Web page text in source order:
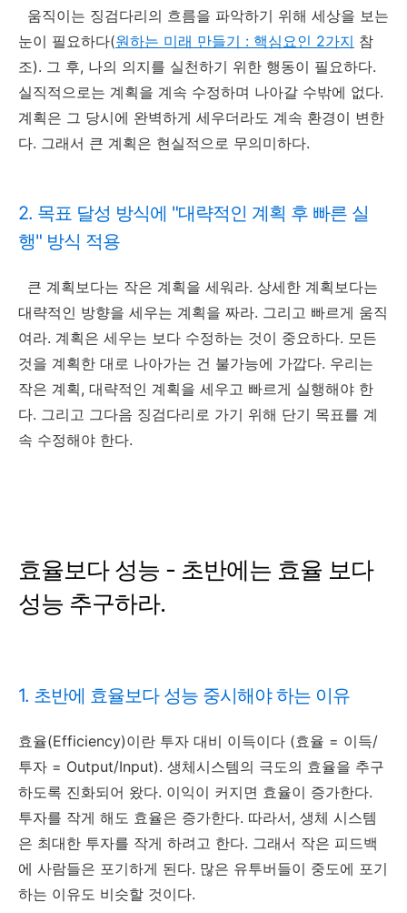
움직이는 징검다리의 흐름을 파악하기 위해 세상을 보는
눈이 필요하다(원하는 미래 만들기 : 핵심요인 2가지 참
조). 그 후, 나의 의지를 실천하기 위한 행동이 필요하다.
실직적으로는 계획을 계속 수정하며 나아갈 수밖에 없다.
계획은 그 당시에 완벽하게 세우더라도 계속 환경이 변한
다. 그래서 큰 계획은 현실적으로 무의미하다.
2. 목표 달성 방식에 "대략적인 계획 후 빠른 실
행" 방식 적용
큰 계획보다는 작은 계획을 세워라. 상세한 계획보다는
대략적인 방향을 세우는 계획을 짜라. 그리고 빠르게 움직
여라. 계획은 세우는 보다 수정하는 것이 중요하다. 모든
것을 계획한 대로 나아가는 건 불가능에 가깝다. 우리는
작은 계획, 대략적인 계획을 세우고 빠르게 실행해야 한
다. 그리고 그다음 징검다리로 가기 위해 단기 목표를 계
속 수정해야 한다.
효율보다 성능 - 초반에는 효율 보다
성능 추구하라.
1. 초반에 효율보다 성능 중시해야 하는 이유
효율(Efficiency)이란 투자 대비 이득이다 (효율 = 이득/
투자 = Output/Input). 생체시스템의 극도의 효율을 추구
하도록 진화되어 왔다. 이익이 커지면 효율이 증가한다.
투자를 작게 해도 효율은 증가한다. 따라서, 생체 시스템
은 최대한 투자를 작게 하려고 한다. 그래서 작은 피드백
에 사람들은 포기하게 된다. 많은 유투버들이 중도에 포기
하는 이유도 비슷할 것이다.